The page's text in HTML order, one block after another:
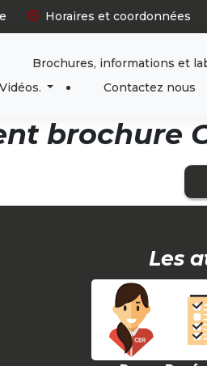
Horaires et coordonnées
Brochures, informations et
Contactez nous
brochure
Les